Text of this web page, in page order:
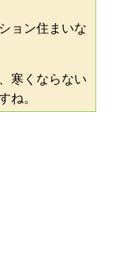
ョン住まいな
寒くならない
ね。